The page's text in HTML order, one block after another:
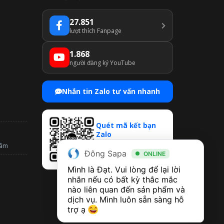
27.851
lượt thích Fanpage
1.868
người đăng ký YouTube
Nhắn tin Zalo tư vấn nhanh
Quét mã kết bạn
Zalo
chat & nhận ưu đãi
Đông Sapa ONLINE
Mình là Đạt. Vui lòng để lại lời
nhắn nếu có bất kỳ thắc mắc
nào liên quan đến sản phẩm và
dịch vụ. Mình luôn sẵn sàng hỗ
trợ ạ